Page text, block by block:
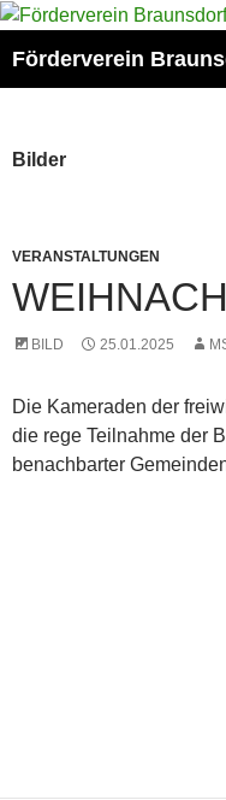
Zum
springen
Förderverein
Bilder
VERANSTALTUNGEN
BILD 25.01.2025
Die Kameraden der
die rege Teilnahme der
benachbarter